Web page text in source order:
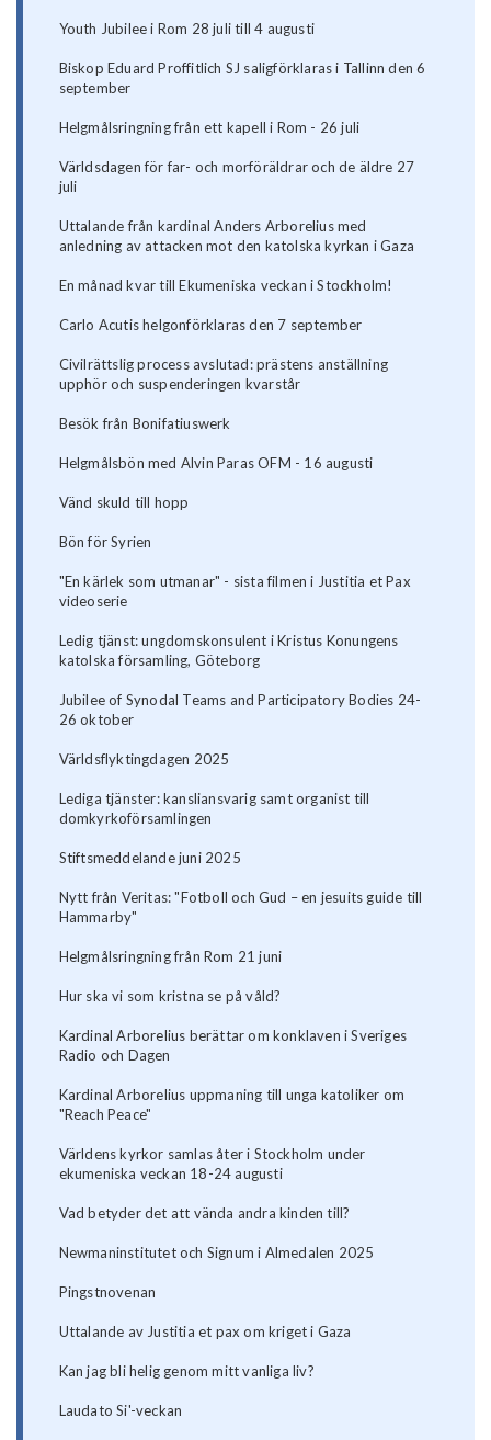
Youth Jubilee i Rom 28 juli till 4 augusti
Biskop Eduard Proffitlich SJ saligförklaras i Tallinn den 6
september
Helgmålsringning från ett kapell i Rom - 26 juli
Världsdagen för far- och morföräldrar och de äldre 27
juli
Uttalande från kardinal Anders Arborelius med
anledning av attacken mot den katolska kyrkan i Gaza
En månad kvar till Ekumeniska veckan i Stockholm!
Carlo Acutis helgonförklaras den 7 september
Civilrättslig process avslutad: prästens anställning
upphör och suspenderingen kvarstår
Besök från Bonifatiuswerk
Helgmålsbön med Alvin Paras OFM - 16 augusti
Vänd skuld till hopp
Bön för Syrien
"En kärlek som utmanar" - sista filmen i Justitia et Pax
videoserie
Ledig tjänst: ungdomskonsulent i Kristus Konungens
katolska församling, Göteborg
Jubilee of Synodal Teams and Participatory Bodies 24-
26 oktober
Världsflyktingdagen 2025
Lediga tjänster: kansliansvarig samt organist till
domkyrkoförsamlingen
Stiftsmeddelande juni 2025
Nytt från Veritas: "Fotboll och Gud – en jesuits guide till
Hammarby"
Helgmålsringning från Rom 21 juni
Hur ska vi som kristna se på våld?
Kardinal Arborelius berättar om konklaven i Sveriges
Radio och Dagen
Kardinal Arborelius uppmaning till unga katoliker om
"Reach Peace"
Världens kyrkor samlas åter i Stockholm under
ekumeniska veckan 18-24 augusti
Vad betyder det att vända andra kinden till?
Newmaninstitutet och Signum i Almedalen 2025
Pingstnovenan
Uttalande av Justitia et pax om kriget i Gaza
Kan jag bli helig genom mitt vanliga liv?
Laudato Si'-veckan